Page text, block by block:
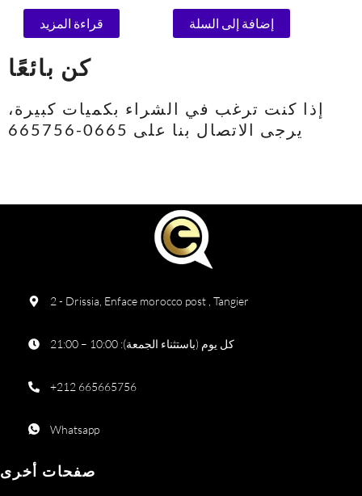
قراءة المزيد إضافة إلى السلة
كن بائعًا
إذا كنت ترغب في الشراء بكميات كبيرة،
يرجى الاتصال بنا على 0665-665756
2 - Drissia, Enface morocco post , Tangier
كل يوم (باستثناء الجمعة): 10:00 – 21:00
+212 665665756
Whatsapp
صفحات أخرى